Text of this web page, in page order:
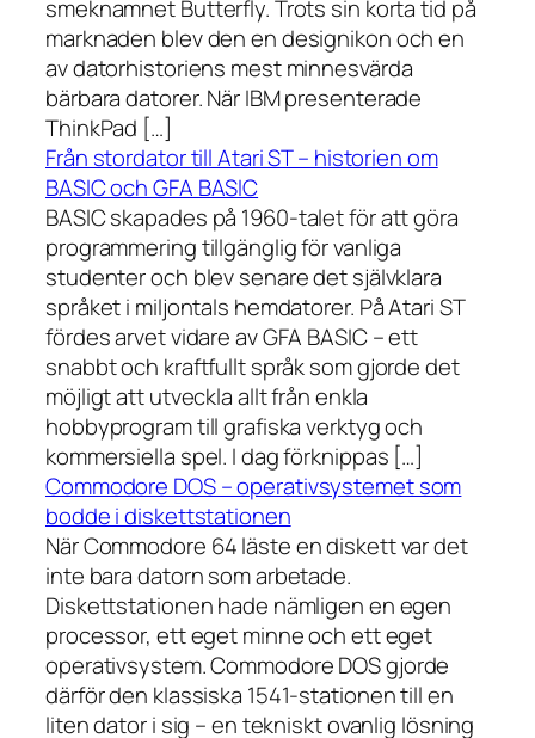
smeknamnet Butterfly. Trots sin korta tid på
marknaden blev den en designikon och en
av datorhistoriens mest minnesvärda
bärbara datorer. När IBM presenterade
ThinkPad […]
Från stordator till Atari ST – historien om
BASIC och GFA BASIC
BASIC skapades på 1960-talet för att göra
programmering tillgänglig för vanliga
studenter och blev senare det självklara
språket i miljontals hemdatorer. På Atari ST
fördes arvet vidare av GFA BASIC – ett
snabbt och kraftfullt språk som gjorde det
möjligt att utveckla allt från enkla
hobbyprogram till grafiska verktyg och
kommersiella spel. I dag förknippas […]
Commodore DOS – operativsystemet som
bodde i diskettstationen
När Commodore 64 läste en diskett var det
inte bara datorn som arbetade.
Diskettstationen hade nämligen en egen
processor, ett eget minne och ett eget
operativsystem. Commodore DOS gjorde
därför den klassiska 1541-stationen till en
liten dator i sig – en tekniskt ovanlig lösning